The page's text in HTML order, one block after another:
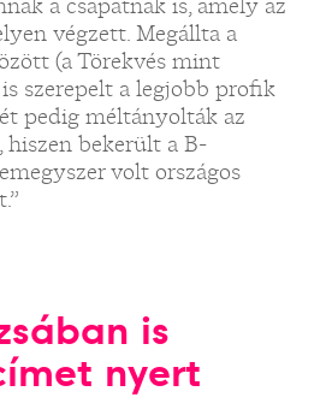
végzett. Megállta a
(a Törekvés mint
szerepelt a legjobb profik
pedig méltányolták az
bekerült a B-
volt országos
is
nyert